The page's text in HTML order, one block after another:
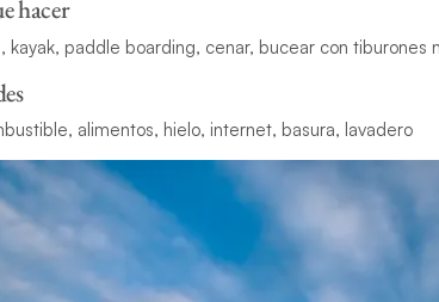
hacer
kayak, paddle boarding, cenar, bucear con tiburones
alimentos, hielo, internet, basura, lavadero